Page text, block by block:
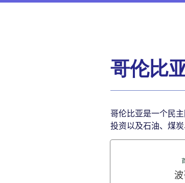
哥伦比
哥伦比亚是一个民
投资以及石油、煤